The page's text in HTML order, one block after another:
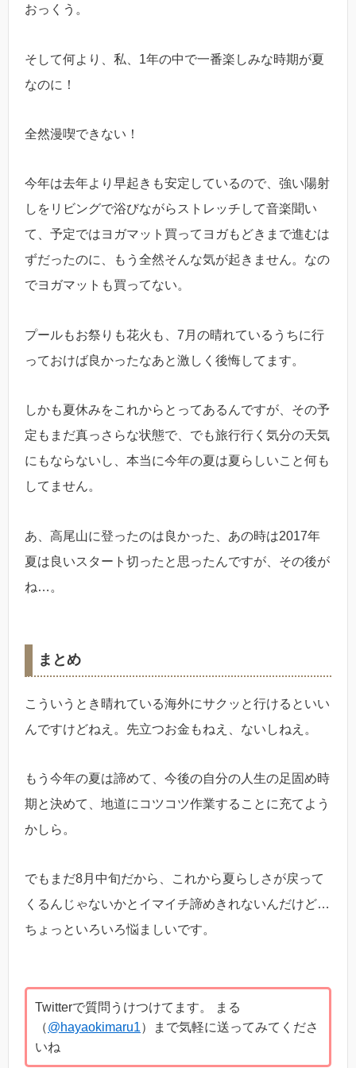
おっくう。
そして何より、私、1年の中で一番楽しみな時期が夏
なのに！
全然漫喫できない！
今年は去年より早起きも安定しているので、強い陽射
しをリビングで浴びながらストレッチして音楽聞い
て、予定ではヨガマット買ってヨガもどきまで進むは
ずだったのに、もう全然そんな気が起きません。なの
でヨガマットも買ってない。
プールもお祭りも花火も、7月の晴れているうちに行
っておけば良かったなあと激しく後悔してます。
しかも夏休みをこれからとってあるんですが、その予
定もまだ真っさらな状態で、でも旅行行く気分の天気
にもならないし、本当に今年の夏は夏らしいこと何も
してません。
あ、高尾山に登ったのは良かった、あの時は2017年
夏は良いスタート切ったと思ったんですが、その後が
ね…。
まとめ
こういうとき晴れている海外にサクッと行けるといい
んですけどねえ。先立つお金もねえ、ないしねえ。
もう今年の夏は諦めて、今後の自分の人生の足固め時
期と決めて、地道にコツコツ作業することに充てよう
かしら。
でもまだ8月中旬だから、これから夏らしさが戻って
くるんじゃないかとイマイチ諦めきれないんだけど…
ちょっといろいろ悩ましいです。
Twitterで質問うけつけてます。 まる
（@hayaokimaru1）まで気軽に送ってみてくださ
いね